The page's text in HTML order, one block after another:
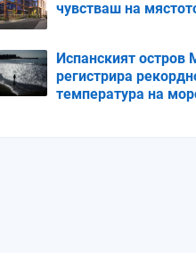
чувстваш на
Испанският остров
регистрира
температура на